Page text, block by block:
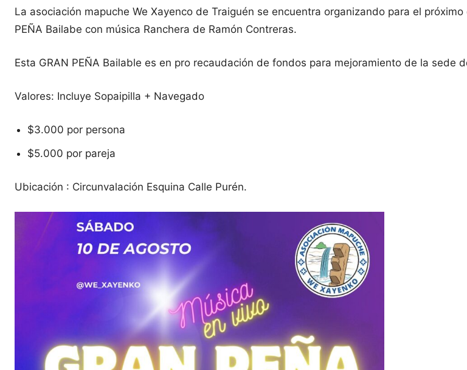
La asociación mapuche We Xayenco de Traiguén se encuentra organizando para el
PEÑA Bailabe con música Ranchera de Ramón Contreras.
Esta GRAN PEÑA Bailable es en pro recaudación de fondos para mejoramiento de la sede
Valores: Incluye Sopaipilla + Navegado
$3.000 por persona
$5.000 por pareja
Ubicación : Circunvalación Esquina Calle Purén.